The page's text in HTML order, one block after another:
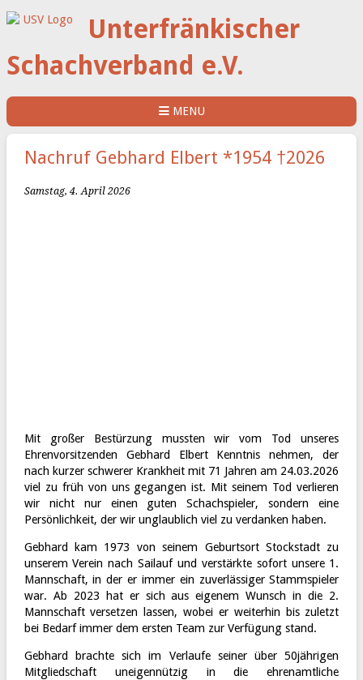
Unterfränkischer
Schachverband e.V.
MENU
Nachruf Gebhard Elbert *1954 †2026
Samstag, 4. April 2026
Mit großer Bestürzung mussten wir vom Tod unseres
Ehrenvorsitzenden Gebhard Elbert Kenntnis nehmen, der
nach kurzer schwerer Krankheit mit 71 Jahren am 24.03.2026
viel zu früh von uns gegangen ist. Mit seinem Tod verlieren
wir nicht nur einen guten Schachspieler, sondern eine
Persönlichkeit, der wir unglaublich viel zu verdanken haben.
Gebhard kam 1973 von seinem Geburtsort Stockstadt zu
unserem Verein nach Sailauf und verstärkte sofort unsere 1.
Mannschaft, in der er immer ein zuverlässiger Stammspieler
war. Ab 2023 hat er sich aus eigenem Wunsch in die 2.
Mannschaft versetzen lassen, wobei er weiterhin bis zuletzt
bei Bedarf immer dem ersten Team zur Verfügung stand.
Gebhard brachte sich im Verlaufe seiner über 50jährigen
Mitgliedschaft uneigennützig in die ehrenamtliche